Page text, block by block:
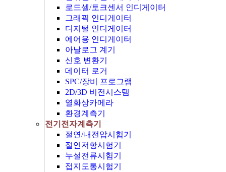
로드셀/토크센서 인디게이터
그래픽 인디게이터
디지털 인디게이터
에어용 인디게이터
아날로그 계기
신호 변환기
데이터 로거
SPC/장비 프로그램
2D/3D 비전시스템
열화상카메라
환경계측기
전기전자계측기
절연/내전압시험기
절연저항시험기
누설전류시험기
접지도통시험기